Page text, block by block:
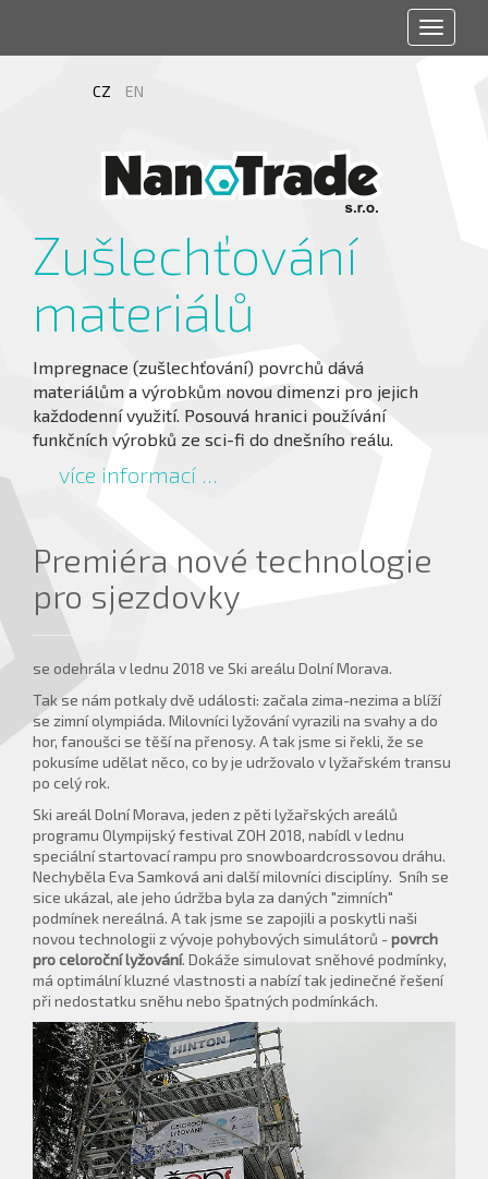
CZ EN
Zušlechťování
materiálů
Impregnace (zušlechťování) povrchů dává
materiálům a výrobkům novou dimenzi pro jejich
každodenní využití. Posouvá hranici používání
funkčních výrobků ze sci-fi do dnešního reálu.
více informací ...
Premiéra nové technologie
pro sjezdovky
se odehrála v lednu 2018 ve Ski areálu Dolní Morava.
Tak se nám potkaly dvě události: začala zima-nezima a blíží
se zimní olympiáda. Milovníci lyžování vyrazili na svahy a do
hor, fanoušci se těší na přenosy. A tak jsme si řekli, že se
pokusíme udělat něco, co by je udržovalo v lyžařském transu
po celý rok.
Ski areál Dolní Morava, jeden z pěti lyžařských areálů
programu Olympijský festival ZOH 2018, nabídl v lednu
speciální startovací rampu pro snowboardcrossovou dráhu.
Nechyběla Eva Samková ani další milovníci disciplíny. Sníh se
sice ukázal, ale jeho údržba byla za daných "zimních"
podmínek nereálná. A tak jsme se zapojili a poskytli naši
novou technologii z vývoje pohybových simulátorů -povrch
pro celoroční lyžování. Dokáže simulovat sněhové podmínky,
má optimální kluzné vlastnosti a nabízí tak jedinečné řešení
při nedostatku sněhu nebo špatných podmínkách.
Toggle